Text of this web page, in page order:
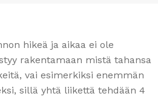
hikeä ja aikaa ei ole
rakentamaan mistä tahansa
vai esimerkiksi enemmän
sillä yhtä liikettä tehdään 4